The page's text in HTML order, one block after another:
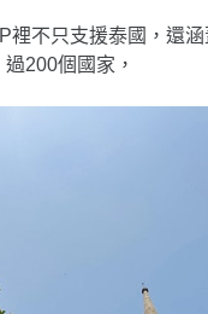
P裡不只支援泰國，還
過200個國家，